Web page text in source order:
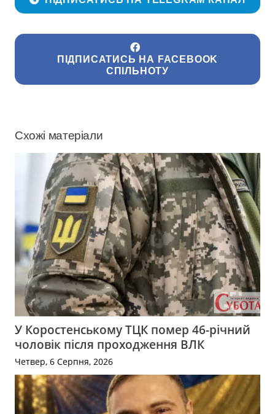
ПІДПИСАТИСЬ НА FACEBOOK
СПІЛЬНОТУ
Схожі матеріали
У Коростенському ТЦК помер 46-річний
чоловік після проходження ВЛК
Четвер, 6 Серпня, 2026